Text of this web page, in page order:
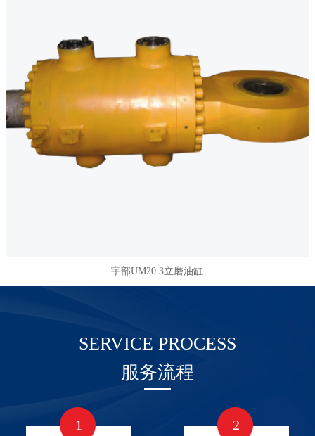
宇部UM20.3立磨油缸
SERVICE PROCESS
服务流程
1 2